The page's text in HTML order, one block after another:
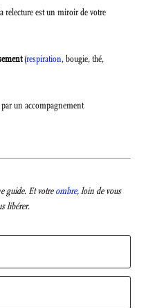
relecture est un miroir de votre
(respiration, bougie, thé,
par un accompagnement
guide. Et votreombre, loin de vous
libérer.